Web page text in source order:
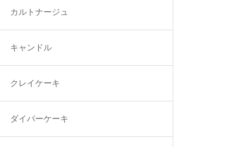
カルトナージュ
キャンドル
クレイケーキ
ダイパーケーキ